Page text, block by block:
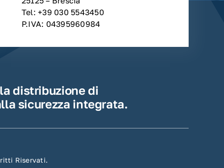
Tel: +39 030 5543450
P.IVA: 04395960984
distribuzione di
sicurezza integrata.
Riservati.